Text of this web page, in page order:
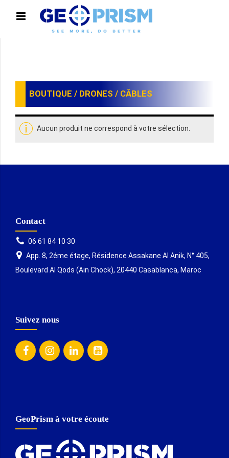
BOUTIQUE / DRONES / CÂBLES
Aucun produit ne correspond à votre sélection.
Contact
06 61 84 10 30
App. 8, 2éme étage, Résidence Assakane Al Anik, N° 405,
Boulevard Al Qods (Ain Chock), 20440 Casablanca, Maroc
Suivez nous
GeoPrism à votre écoute